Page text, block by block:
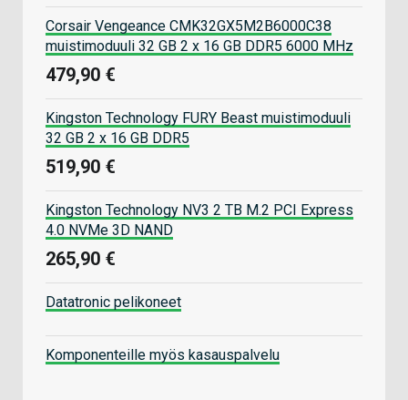
Corsair Vengeance CMK32GX5M2B6000C38
muistimoduuli 32 GB 2 x 16 GB DDR5 6000 MHz
479,90 €
Kingston Technology FURY Beast muistimoduuli
32 GB 2 x 16 GB DDR5
519,90 €
Kingston Technology NV3 2 TB M.2 PCI Express
4.0 NVMe 3D NAND
265,90 €
Datatronic pelikoneet
Komponenteille myös kasauspalvelu